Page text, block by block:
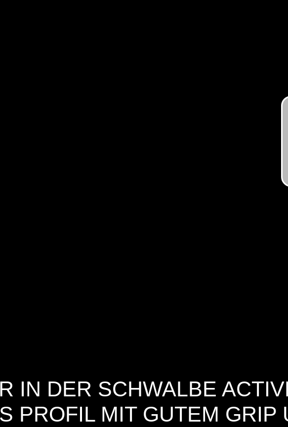
IN DER SCHWALBE
PROFIL MIT GUTEM GRIP